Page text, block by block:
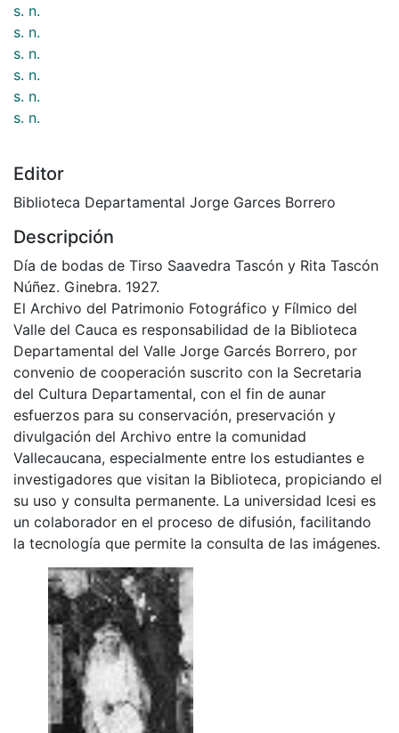
s. n.
s. n.
s. n.
s. n.
s. n.
s. n.
Editor
Biblioteca Departamental Jorge Garces Borrero
Descripción
Día de bodas de Tirso Saavedra Tascón y Rita Tascón
Núñez. Ginebra. 1927.
El Archivo del Patrimonio Fotográfico y Fílmico del
Valle del Cauca es responsabilidad de la Biblioteca
Departamental del Valle Jorge Garcés Borrero, por
convenio de cooperación suscrito con la Secretaria
del Cultura Departamental, con el fin de aunar
esfuerzos para su conservación, preservación y
divulgación del Archivo entre la comunidad
Vallecaucana, especialmente entre los estudiantes e
investigadores que visitan la Biblioteca, propiciando el
su uso y consulta permanente. La universidad Icesi es
un colaborador en el proceso de difusión, facilitando
la tecnología que permite la consulta de las imágenes.